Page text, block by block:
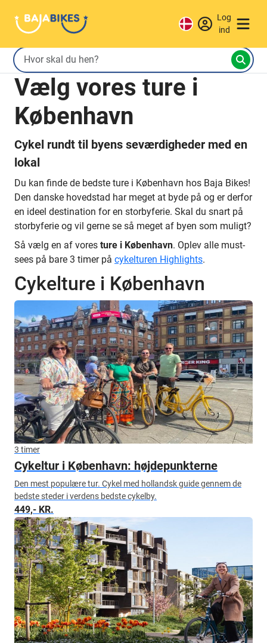
Log
ind
Vælg vores ture i
København
Cykel rundt til byens seværdigheder med en
lokal
Du kan finde de bedste ture i København hos Baja Bikes!
Den danske hovedstad har meget at byde på og er derfor
en ideel destination for en storbyferie. Skal du snart på
storbyferie og vil gerne se så meget af byen som muligt?
Så vælg en af vores ture i København. Oplev alle must-
sees på bare 3 timer på cykelturen Highlights.
Cykelture i København
3 timer
Cykeltur i København: højdepunkterne
Den mest populære tur. Cykel med hollandsk guide gennem de
bedste steder i verdens bedste cykelby.
449,- KR.